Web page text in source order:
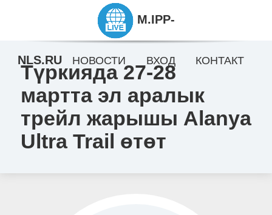
Түркияда 27-28
мартта эл аралык
трейл жарышы Alanya
Ultra Trail өтөт
M.IPP-
NLS.RU НОВОСТИ ВХОД КОНТАКТ